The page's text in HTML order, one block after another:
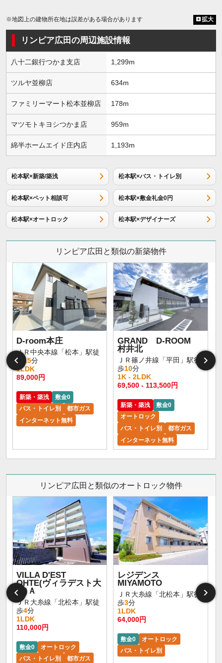
※地図上の建物所在地は誤差がある場合があります 拡大
リンピア広田の周辺施設情報
八十二銀行つかま支店 1,299m
ツルヤ並柳店 634m
ファミリーマート松本並柳店 178m
マツモトキヨシつかま店 959m
綿半ホームエイド庄内店 1,193m
松本駅×新築/築浅 松本駅×バス・トイレ別
松本駅×ペット相談可 松本駅×敷金礼金0円
松本駅×オートロック 松本駅×デザイナーズ
リンピア広田と類似の新築物件
D-room本庄
ＪＲ中央本線「松本」駅徒
歩
15分
1LDK
89,000円
新築・築浅
敷金0
バス・トイレ別
都市ガス
インターネット無料
GRAND D-ROOM
村井北
ＪＲ篠ノ井線「平田」駅徒
歩10分
1K - 2LDK
69,500 - 113,500円
新築・築浅
敷金0
オートロック
バス・トイレ別
都市ガス
インターネット無料
リンピア広田と類似のオートロック物件
VILLA D'EST
OHTE(ヴィラデスト大
手)Ａ
ＪＲ大糸線「北松本」駅徒
歩4分
1LDK
110,000円
敷金0
オートロック
バス・トイレ別
都市ガス
レジデンス
MIYAMOTO
ＪＲ大糸線「北松本」駅徒
歩3分
1LDK
64,000円
敷金0
オートロック
バス・トイレ別